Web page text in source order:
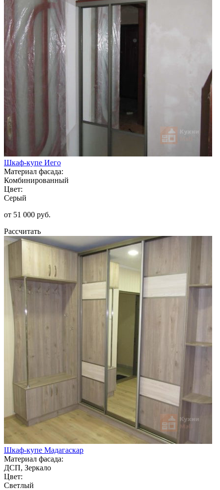
Шкаф-купе Иего
Материал фасада:
Комбинированный
Цвет:
Серый
от 51 000 руб.
Рассчитать
Шкаф-купе Мадагаскар
Материал фасада:
ДСП, Зеркало
Цвет:
Светлый